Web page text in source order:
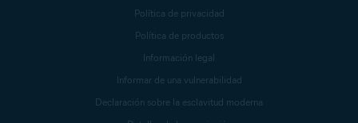
Política de privacidad
Política de productos
Información legal
Informar de una vulnerabilidad
Declaración sobre la esclavitud moderna